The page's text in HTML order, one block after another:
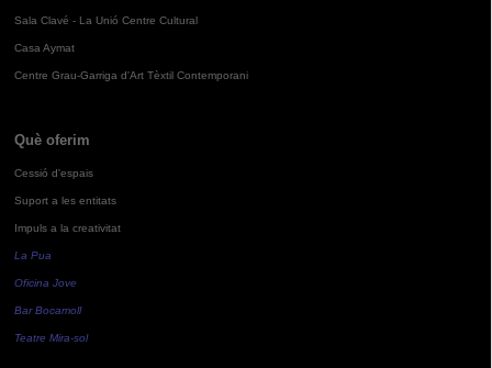
Sala Clavé - La Unió Centre Cultural
Casa Aymat
Centre Grau-Garriga d'Art Tèxtil Contemporani
Què oferim
Cessió d'espais
Suport a les entitats
Impuls a la creativitat
La Pua
Oficina Jove
Bar Bocamoll
Teatre Mira-sol